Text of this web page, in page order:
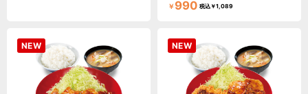
￥ 990 税込￥1,089
NEW NEW